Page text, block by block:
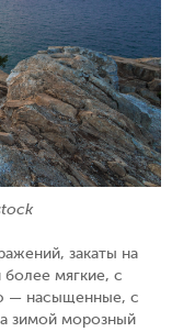
закаты на
более мягкие, с
— насыщенные, с
зимой морозный